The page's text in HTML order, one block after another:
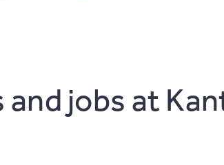
and jobs at